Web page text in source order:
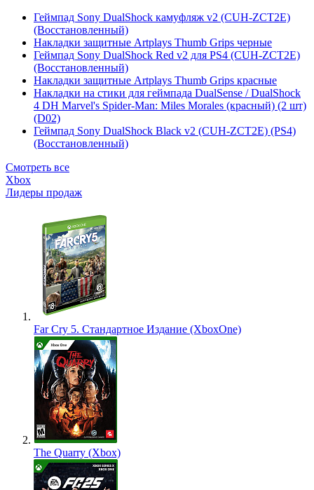
Геймпад Sony DualShock камуфляж v2 (CUH-ZCT2E)
(Восстановленный)
Накладки защитные Artplays Thumb Grips черные
Геймпад Sony DualShock Red v2 для PS4 (CUH-ZCT2E)
(Восстановленный)
Накладки защитные Artplays Thumb Grips красные
Накладки на стики для геймпада DualSense / DualShock
4 DH Marvel's Spider-Man: Miles Morales (красный) (2 шт)
(D02)
Геймпад Sony DualShock Black v2 (CUH-ZCT2E) (PS4)
(Восстановленный)
Смотреть все
Xbox
Лидеры продаж
Far Cry 5. Стандартное Издание (XboxOne)
The Quarry (Xbox)